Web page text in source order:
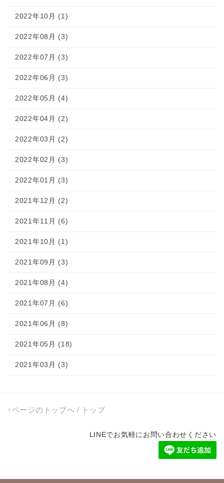
2022年10月 (1)
2022年08月 (3)
2022年07月 (3)
2022年06月 (3)
2022年05月 (4)
2022年04月 (2)
2022年03月 (2)
2022年02月 (3)
2022年01月 (3)
2021年12月 (2)
2021年11月 (6)
2021年10月 (1)
2021年09月 (3)
2021年08月 (4)
2021年07月 (6)
2021年06月 (8)
2021年05月 (18)
2021年03月 (3)
↑ページのトップへ / トップ
LINEでお気軽にお問い合わせください